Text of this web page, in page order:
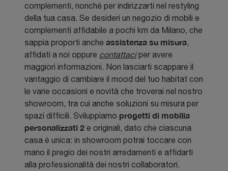
complementi, nonché per indirizzarti nel restyling
della tua casa. Se desideri un negozio di mobili e
complementi affidabile a pochi km da Milano, che
sappia proporti anche assistenza su misura,
affidati a noi oppure contattaciper avere
maggiori informazioni. Non lasciarti scappare il
vantaggio di cambiare il mood del tuo habitat con
le varie occasioni e novità che troverai nel nostro
showroom, tra cui anche soluzioni su misura per
spazi difficili. Sviluppiamo progetti di mobilia
personalizzati 2 e originali, dato che ciascuna
casa è unica: in showroom potrai toccare con
mano il pregio dei nostri arredamenti e affidarti
alla professionalità dei nostri collaboratori.